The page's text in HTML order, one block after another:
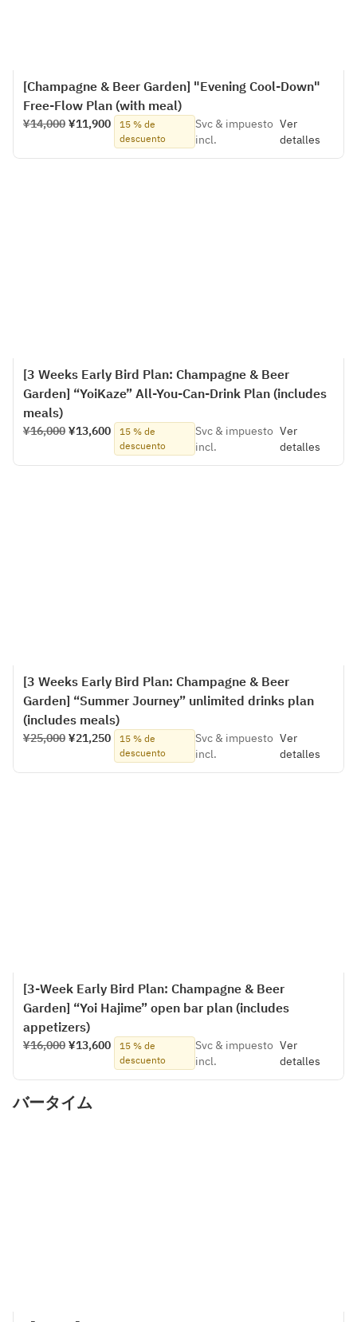
[Champagne & Beer Garden] "Evening Cool-Down"
Free-Flow Plan (with meal)
¥14,000 ¥11,900
15 % de
descuento
Svc & impuesto
incl.
Ver
detalles
[3 Weeks Early Bird Plan: Champagne & Beer
Garden] “YoiKaze” All-You-Can-Drink Plan (includes
meals)
¥16,000 ¥13,600
15 % de
descuento
Svc & impuesto
incl.
Ver
detalles
[3 Weeks Early Bird Plan: Champagne & Beer
Garden] “Summer Journey” unlimited drinks plan
(includes meals)
¥25,000 ¥21,250
15 % de
descuento
Svc & impuesto
incl.
Ver
detalles
[3-Week Early Bird Plan: Champagne & Beer
Garden] “Yoi Hajime” open bar plan (includes
appetizers)
¥16,000 ¥13,600
15 % de
descuento
Svc & impuesto
incl.
Ver
detalles
バータイム